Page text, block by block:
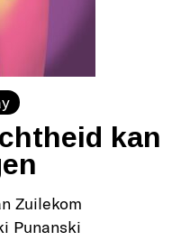
kan
Zuilekom
Punanski